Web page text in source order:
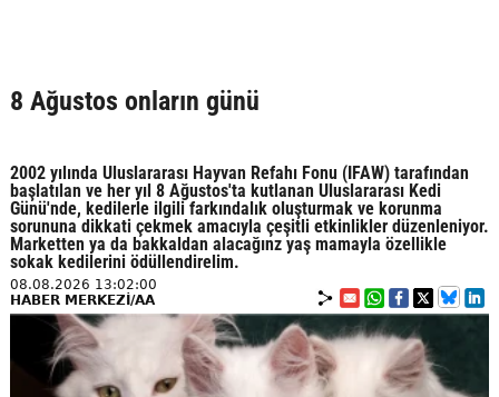
8 Ağustos onların günü
2002 yılında Uluslararası Hayvan Refahı Fonu (IFAW) tarafından
başlatılan ve her yıl 8 Ağustos'ta kutlanan Uluslararası Kedi
Günü'nde, kedilerle ilgili farkındalık oluşturmak ve korunma
sorununa dikkati çekmek amacıyla çeşitli etkinlikler düzenleniyor.
Marketten ya da bakkaldan alacağınz yaş mamayla özellikle
sokak kedilerini ödüllendirelim.
08.08.2026 13:02:00
HABER MERKEZİ/AA